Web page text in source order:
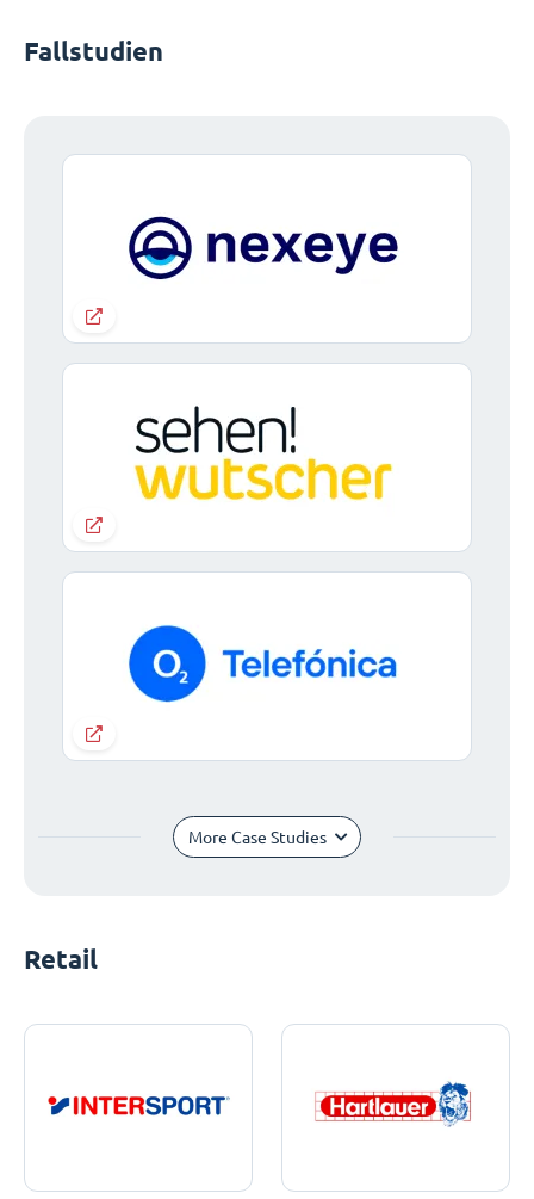
Fallstudien
More Case Studies
Retail